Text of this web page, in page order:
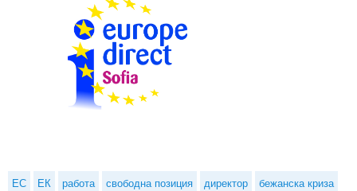
ЕС ЕК работа свободна позиция директор бежанска криза